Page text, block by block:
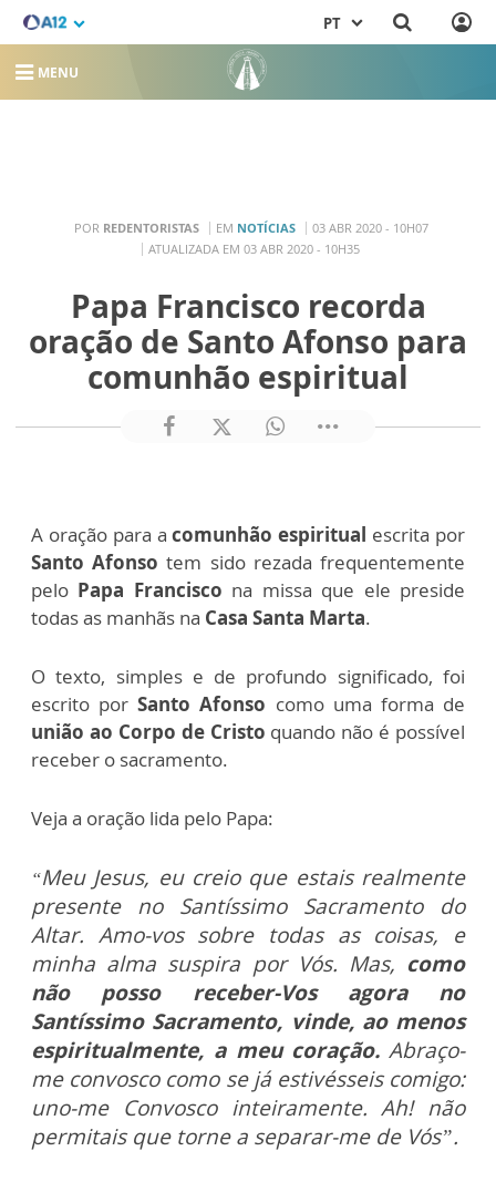
PT
MENU
POR REDENTORISTAS EM NOTÍCIAS
03 ABR 2020 - 10H07
ATUALIZADA EM 03 ABR 2020 - 10H35
Papa Francisco recorda
oração de Santo Afonso para
comunhão espiritual
A oração para acomunhão espiritual escrita por
Santo Afonso tem sido rezada frequentemente
pelo Papa Francisco na missa que ele preside
todas as manhãs na Casa Santa Marta.
O texto, simples e de profundo significado, foi
escrito porSanto Afonso como uma forma de
união ao Corpo de Cristo quando não é possível
receber o sacramento.
Veja a oração lida pelo Papa:
“Meu Jesus, eu creio que estais realmente
presente no Santíssimo Sacramento do
Altar. Amo-vos sobre todas as coisas, e
minha alma suspira por Vós. Mas, como
não posso receber-Vos agora no
Santíssimo Sacramento, vinde, ao menos
espiritualmente, a meu coração. Abraço-
me convosco como se já estivésseis comigo:
uno-me Convosco inteiramente. Ah! não
permitais que torne a separar-me de Vós”.